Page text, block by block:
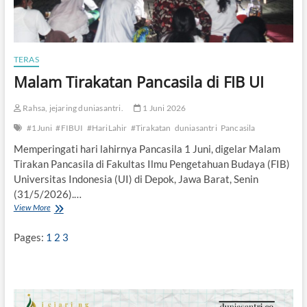
TERAS
Malam Tirakatan Pancasila di FIB UI
Rahsa, jejaring duniasantri.
1 Juni 2026
#1Juni #FIBUI #HariLahir #Tirakatan duniasantri Pancasila
Memperingati hari lahirnya Pancasila 1 Juni, digelar Malam
Tirakan Pancasila di Fakultas Ilmu Pengetahuan Budaya (FIB)
Universitas Indonesia (UI) di Depok, Jawa Barat, Senin
(31/5/2026).…
View MoreM
a
Pages: 1 2 3